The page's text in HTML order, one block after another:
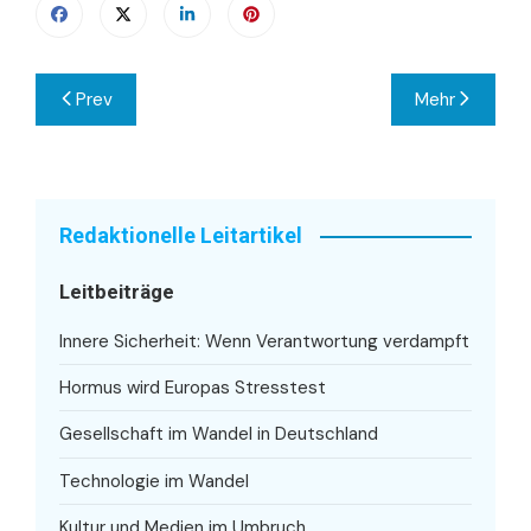
Beitragsnavigation
Prev Mehr
Redaktionelle Leitartikel
Leitbeiträge
Innere Sicherheit: Wenn Verantwortung verdampft
Hormus wird Europas Stresstest
Gesellschaft im Wandel in Deutschland
Technologie im Wandel